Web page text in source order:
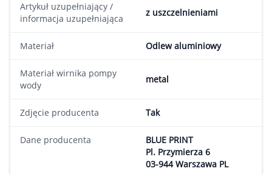
Artykuł uzupełniający /
informacja uzupełniająca
z uszczelnieniami
Materiał Odlew aluminiowy
Materiał wirnika pompy
wody
metal
Zdjęcie producenta Tak
Dane producenta
BLUE PRINT
Pl. Przymierza 6
03-944 Warszawa PL